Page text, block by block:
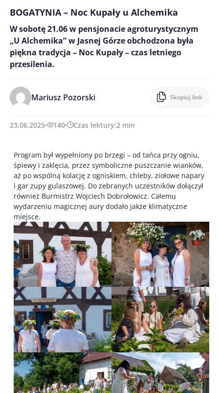
BOGATYNIA – Noc Kupały u Alchemika
W sobotę 21.06 w pensjonacie agroturystycznym
„U Alchemika” w Jasnej Górze obchodzona była
piękna tradycja – Noc Kupały – czas letniego
przesilenia.
Mariusz Pozorski Skopiuj link
23.06.2025 140 Czas lektury:2 min
Program był wypełniony po brzegi – od tańca przy ogniu,
śpiewy i zaklęcia, przez symboliczne puszczanie wianków,
aż po wspólną kolację z ogniskiem, chleby, ziołowe napary
i gar zupy gulaszowej. Do zebranych uczestników dołączył
również Burmistrz Wojciech Dobrołowicz. Całemu
wydarzeniu magicznej aury dodało jakże klimatyczne
miejsce.